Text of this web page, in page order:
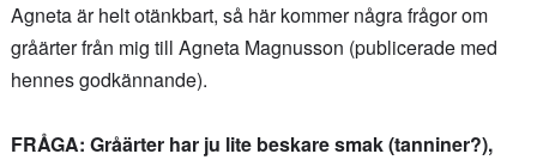
Agneta är helt otänkbart, så här kommer några frågor om
gråärter från mig till Agneta Magnusson (publicerade med
hennes godkännande).
FRÅGA: Gråärter har ju lite beskare smak (tanniner?),